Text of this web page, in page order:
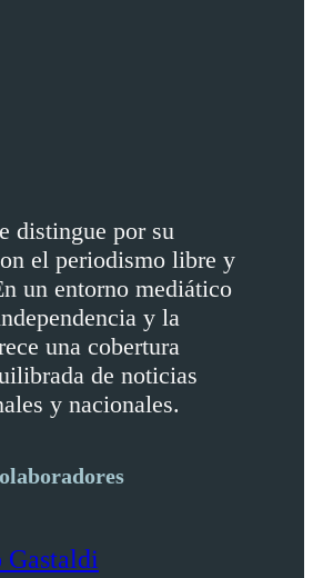
distingue por su
el periodismo libre y
un entorno mediático
y la
una cobertura
de noticias
y nacionales.
Gastaldi